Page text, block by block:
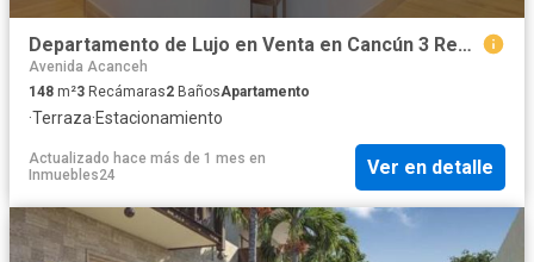
Departamento de Lujo en Venta en Cancún 3 Recámaras con amplias Terrazas Supermanzana 11
Avenida Acanceh
148 m²3 Recámaras2 BañosApartamento
·Terraza·Estacionamiento
Actualizado hace más de 1 mes en
Inmuebles24
Ver en detalle